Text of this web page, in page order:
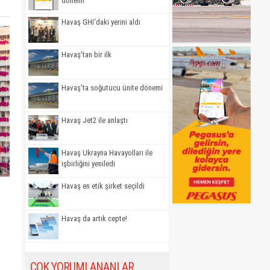
Havaş GHI'daki yerini aldı
Havaş'tan bir ilk
Havaş'ta soğutucu ünite dönemi
Havaş Jet2 ile anlaştı
Havaş Ukrayna Havayolları ile
işbirliğini yeniledi
Havaş en etik şirket seçildi
Havaş da artık cepte!